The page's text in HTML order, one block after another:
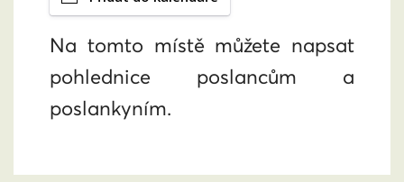
Na tomto místě můžete napsat
pohlednice poslancům a
poslankyním.